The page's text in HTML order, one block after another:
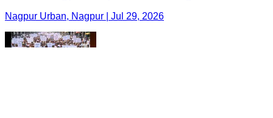
Nagpur Urban, Nagpur | Jul 29, 2026